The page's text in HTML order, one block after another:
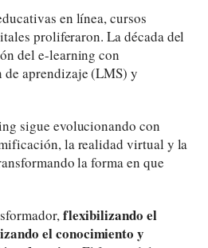
en línea, cursos
proliferaron. La década del
del e-learning con
de aprendizaje (LMS) y
sigue evolucionando con
la realidad virtual y la
la forma en que
flexibilizando el
el conocimiento y